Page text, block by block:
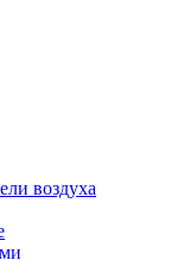
воздуха